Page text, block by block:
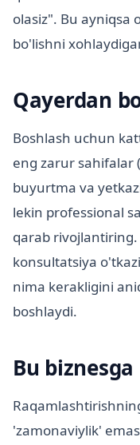
olasiz". Bu ayniqsa
bo'lishni
Qayerdan
Boshlash uchun
eng zarur sahifalar
buyurtma va
lekin professional
qarab
konsultatsiya
nima kerakligini
boshlaydi.
Bu
'zamonaviylik'